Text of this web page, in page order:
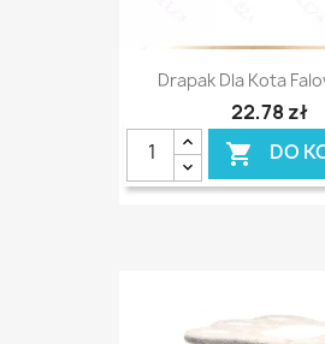
Drapak Dla Kota
22,78 zł
 DO